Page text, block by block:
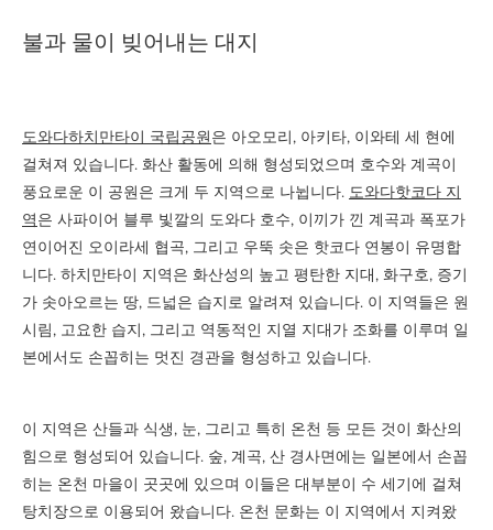
불과 물이 빚어내는 대지
도와다하치만타이 국립공원은 아오모리, 아키타, 이와테 세 현에
걸쳐져 있습니다. 화산 활동에 의해 형성되었으며 호수와 계곡이
풍요로운 이 공원은 크게 두 지역으로 나뉩니다. 도와다핫코다 지
역은 사파이어 블루 빛깔의 도와다 호수, 이끼가 낀 계곡과 폭포가
연이어진 오이라세 협곡, 그리고 우뚝 솟은 핫코다 연봉이 유명합
니다. 하치만타이 지역은 화산성의 높고 평탄한 지대, 화구호, 증기
가 솟아오르는 땅, 드넓은 습지로 알려져 있습니다. 이 지역들은 원
시림, 고요한 습지, 그리고 역동적인 지열 지대가 조화를 이루며 일
본에서도 손꼽히는 멋진 경관을 형성하고 있습니다.
이 지역은 산들과 식생, 눈, 그리고 특히 온천 등 모든 것이 화산의
힘으로 형성되어 있습니다. 숲, 계곡, 산 경사면에는 일본에서 손꼽
히는 온천 마을이 곳곳에 있으며 이들은 대부분이 수 세기에 걸쳐
탕치장으로 이용되어 왔습니다. 온천 문화는 이 지역에서 지켜왔